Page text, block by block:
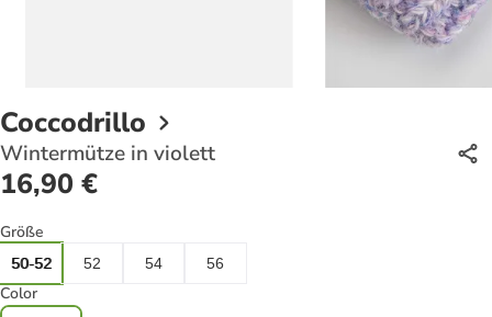
Coccodrillo
Wintermütze in violett
16,90 €
Größe
50-52 52 54 56
Color